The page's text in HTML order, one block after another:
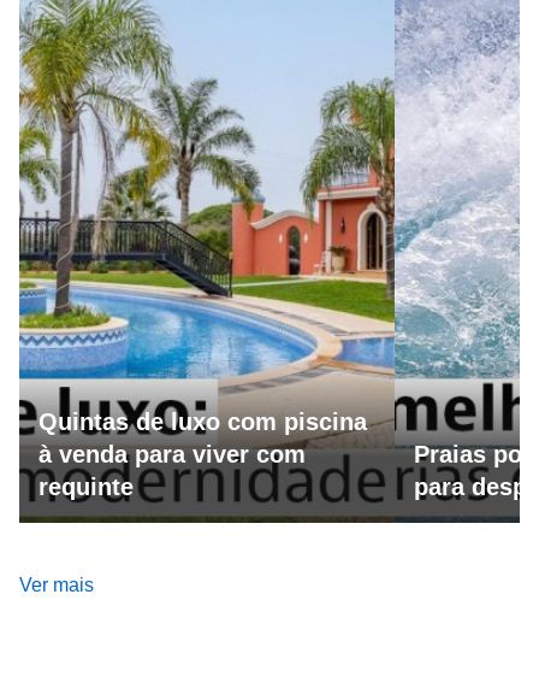
Quintas de luxo com piscina
à venda para viver com
requinte
Praias
para
Ver mais